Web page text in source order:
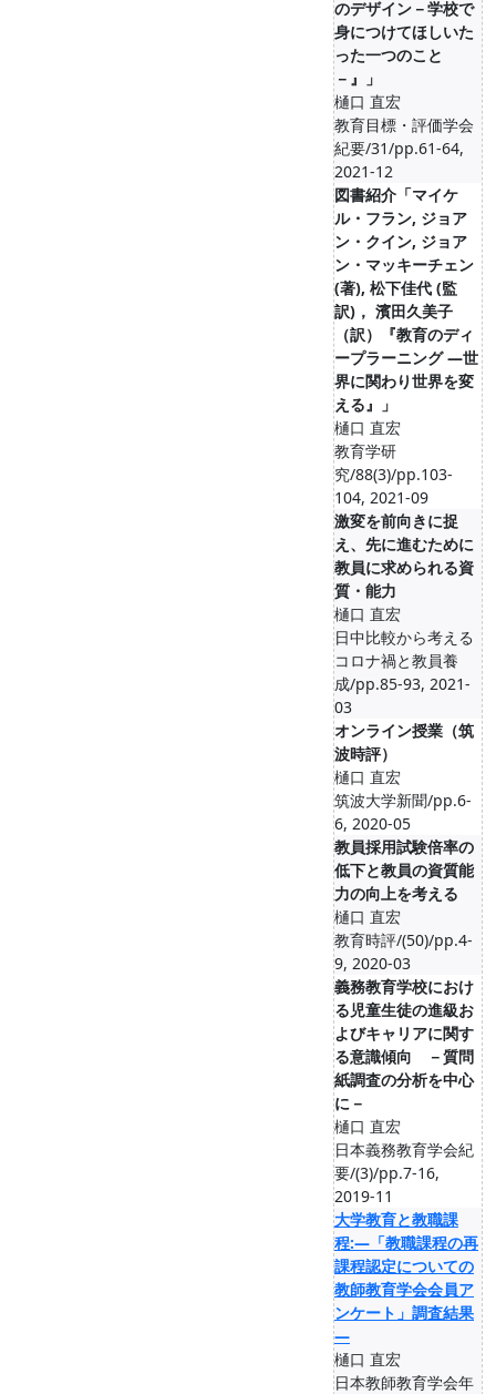
のデザイン－学校で
身につけてほしいた
った一つのこと
－』」
樋口 直宏
教育目標・評価学会
紀要/31/pp.61-64,
2021-12
図書紹介「マイケ
ル・フラン, ジョア
ン・クイン, ジョア
ン・マッキーチェン
(著), 松下佳代 (監
訳)， 濱田久美子
（訳）『教育のディ
ープラーニング ―世
界に関わり世界を変
える』」
樋口 直宏
教育学研
究/88(3)/pp.103-
104, 2021-09
激変を前向きに捉
え、先に進むために
教員に求められる資
質・能力
樋口 直宏
日中比較から考える
コロナ禍と教員養
成/pp.85-93, 2021-
03
オンライン授業（筑
波時評）
樋口 直宏
筑波大学新聞/pp.6-
6, 2020-05
教員採用試験倍率の
低下と教員の資質能
力の向上を考える
樋口 直宏
教育時評/(50)/pp.4-
9, 2020-03
義務教育学校におけ
る児童生徒の進級お
よびキャリアに関す
る意識傾向 －質問
紙調査の分析を中心
に－
樋口 直宏
日本義務教育学会紀
要/(3)/pp.7-16,
2019-11
大学教育と教職課
程:―「教職課程の再
課程認定についての
教師教育学会会員ア
ンケート」調査結果
―
樋口 直宏
日本教師教育学会年